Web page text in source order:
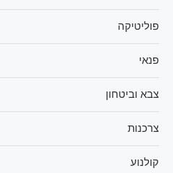
פוליטיקה
פנאי
צבא וביטחון
צרכנות
קולנוע